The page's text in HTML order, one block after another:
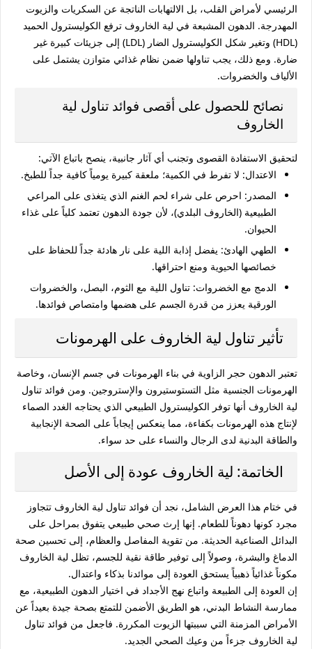
الرئيسي لأمراض القلب، بل الالتهابات الناتجة عن السكريات والزيوت
المهدرجة. الدهون المشبعة في لية الخاروف ترفع الكوليسترول الحميد
(HDL) وتغير شكل الكوليسترول الضار (LDL) إلى جزيئات كبيرة غير
ضارة. ومع ذلك، يجب تناولها ضمن نظام غذائي متوازن يشتمل على
الألياف والخضروات.
نصائح للحصول على أقصى فوائد تناول لية
الخاروف
لتحقيق الاستفادة القصوى وتجنب أي آثار جانبية، ينصح باتباع الآتي:
الاعتدال: لا تفرط في الكمية؛ ملعقة كبيرة يومياً كافية جداً للطبخ.
المصدر: احرص على شراء لحم الغنم الذي يتغذى على المراعي
الطبيعية (الخاروف البلدي)، لأن جودة الدهون تعتمد كلياً على غذاء
الحيوان.
الطهي الهادئ: يفضل إذابة اللية على نار هادئة جداً للحفاظ على
خصائصها الحيوية ومنع احتراقها.
الدمج مع الخضروات: تناول اللية مع الثوم، البصل، والخضروات
الورقية يعزز من قدرة الجسم على هضمها وامتصاص فوائدها.
تأثير تناول لية الخاروف على الهرمونات
تعتبر الدهون حجر الزاوية في بناء الهرمونات في جسم الإنسان، وخاصة
الهرمونات الجنسية مثل التستوستيرون والإستروجين. ومن فوائد تناول
لية الخاروف أنها توفر الكوليسترول الطبيعي الذي يحتاجه الغدد الصماء
لإنتاج هذه الهرمونات بكفاءة، مما ينعكس إيجاباً على الصحة الإنجابية
والطاقة البدنية لدى الرجال والنساء على حد سواء.
الخاتمة: لية الخاروف عودة إلى الأصل
في ختام هذا العرض الشامل، نجد أن فوائد تناول لية الخاروف تتجاوز
مجرد كونها دهوناً للطعام. إنها إرث صحي طبيعي يتفوق بمراحل على
البدائل الصناعية الحديثة. من تقوية المفاصل والعظام، إلى تحسين صحة
الدماغ والبشرة، وصولاً إلى توفير طاقة نقية للجسم، تظل لية الخاروف
مكوناً غذائياً ذهبياً يستحق العودة إلى موائدنا بذكاء واعتدال.
إن العودة إلى الطبيعة واتباع نهج الأجداد في اختيار الدهون الطبيعية، مع
ممارسة النشاط البدني، هو الطريق الأضمن للتمتع بصحة جيدة بعيداً عن
الأمراض المزمنة التي سببتها الزيوت المكررة. فاجعل من فوائد تناول
لية الخاروف جزءاً من وعيك الصحي الجديد.